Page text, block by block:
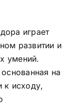
играет
развитии и
умений.
на
к исходу,